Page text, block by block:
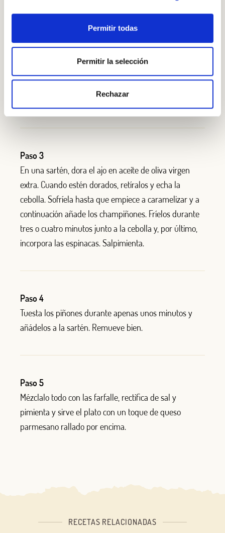
Permitir todas
Permitir la selección
Rechazar
dispones de vaporera, hiérvelas unos minutos).
Paso 3
En una sartén, dora el ajo en aceite de oliva virgen
extra. Cuando estén dorados, retíralos y echa la
cebolla. Sofríela hasta que empiece a caramelizar y a
continuación añade los champiñones. Fríelos durante
tres o cuatro minutos junto a la cebolla y, por último,
incorpora las espinacas. Salpimienta.
Paso 4
Tuesta los piñones durante apenas unos minutos y
añádelos a la sartén. Remueve bien.
Paso 5
Mézclalo todo con las farfalle, rectifica de sal y
pimienta y sirve el plato con un toque de queso
parmesano rallado por encima.
RECETAS RELACIONADAS